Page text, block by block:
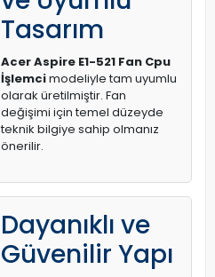
Tasarım
Acer Aspire E1-521 Fan Cpu
İşlemcimodeliyle tam uyumlu
olarak üretilmiştir. Fan
değişimi için temel düzeyde
teknik bilgiye sahip olmanız
önerilir.
Dayanıklı ve
Güvenilir Yapı